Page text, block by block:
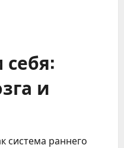
и
система раннего